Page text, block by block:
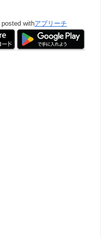
posted withアプリーチ